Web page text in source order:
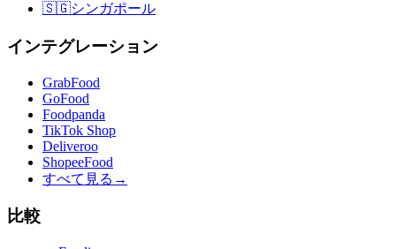
🇸🇬シンガポール
インテグレーション
GrabFood
GoFood
Foodpanda
TikTok Shop
Deliveroo
ShopeeFood
すべて見る →
比較